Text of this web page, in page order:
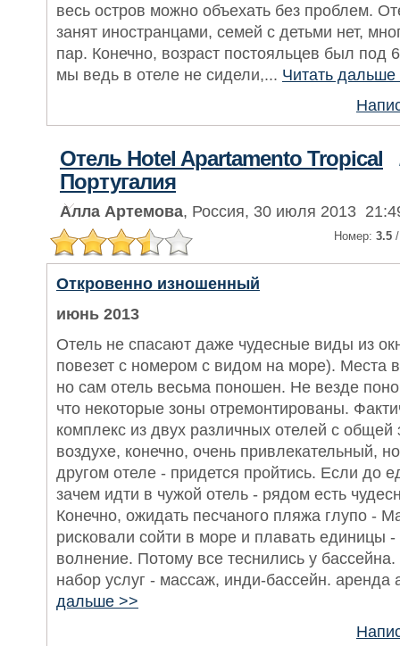
весь остров можно объехать без проблем.
занят иностранцами, семей с детьми нет,
пар. Конечно, возраст постояльцев был под
мы ведь в отеле не сидели,... Читать дальше
Отель Hotel Apartamento Tropical
Португалия
Алла Артемова, Россия, 30 июля 2013
Номер: 3.5
Откровенно изношенный
июнь 2013
Отель не спасают даже чудесные виды из
повезет с номером с видом на море). Места
но сам отель весьма поношен. Не везде
что некоторые зоны отремонтированы.
комплекс из двух различных отелей с общей
воздухе, конечно, очень привлекательный,
другом отеле - придется пройтись. Если до
зачем идти в чужой отель - рядом есть
Конечно, ожидать песчаного пляжа глупо -
рисковали сойти в море и плавать единицы -
волнение. Потому все теснились у
набор услуг - массаж, инди-бассейн. аренда
дальше >>